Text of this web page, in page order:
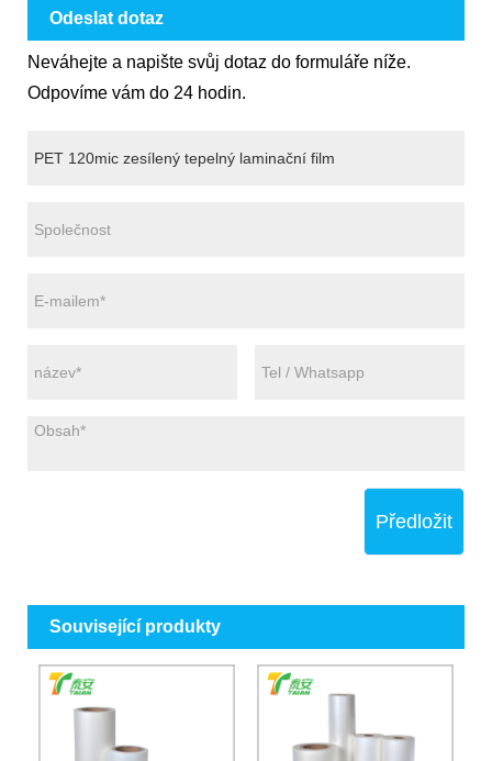
Odeslat dotaz
Neváhejte a napište svůj dotaz do formuláře níže.
Odpovíme vám do 24 hodin.
Předložit
Související produkty